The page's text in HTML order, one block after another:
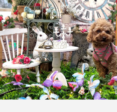
トップページ
人気の記事ランキング
メンバー
会社概要
プライバシーポリシー